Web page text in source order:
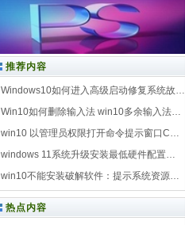
推荐内容
Windows10如何进入高级启动修复系统故…
Win10如何删除输入法 win10多余输入法…
win10 以管理员权限打开命令提示窗口C…
windows 11系统升级安装最低硬件配置…
win10不能安装破解软件：提示系统资源…
热点内容